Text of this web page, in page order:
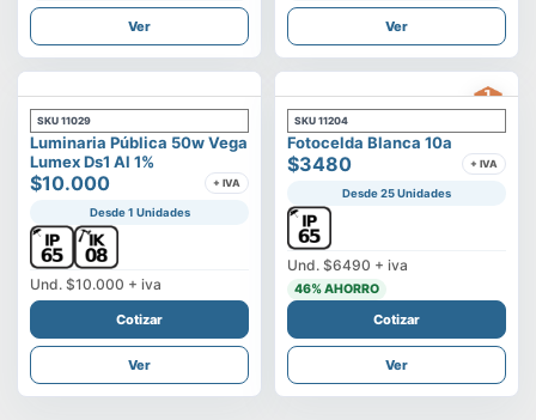
Ver Ver
SKU 11029
Luminaria Pública 50w Vega
Lumex Ds1 Al 1%
$10.000 + IVA
Desde 1 Unidades
Und. $10.000 + iva
Cotizar
Ver
SKU 11204
Fotocelda Blanca 10a
$3480 + IVA
Desde 25 Unidades
Und. $6490 + iva
46% AHORRO
Cotizar
Ver